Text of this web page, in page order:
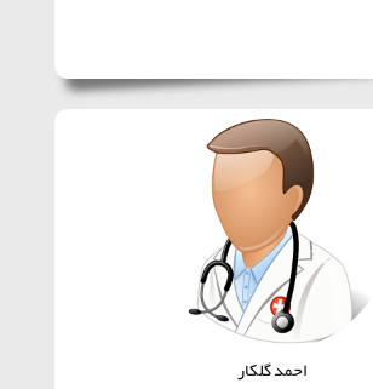
احمد گلکار